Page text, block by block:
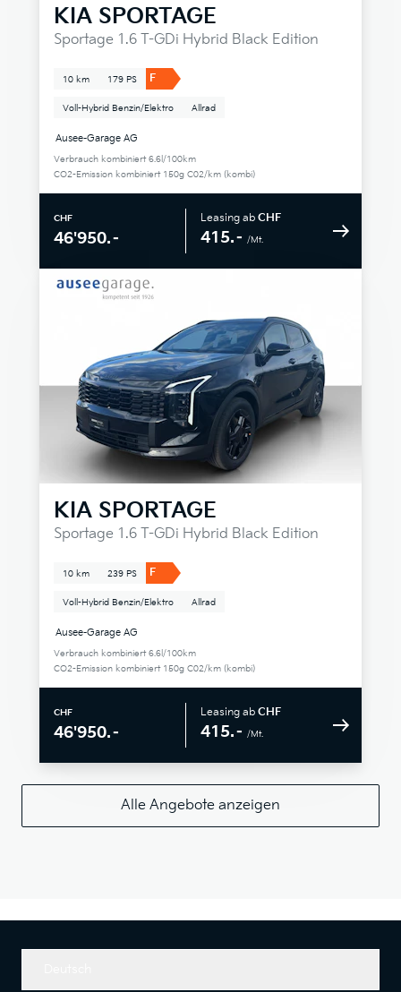
KIA SPORTAGE
Sportage 1.6 T-GDi Hybrid Black Edition
10 km 179 PS F
Voll-Hybrid Benzin/Elektro Allrad
Ausee-Garage AG
Verbrauch kombiniert 6.6l/100km
CO2-Emission kombiniert 150g C02/km (kombi)
CHF
46'950.–
Leasing ab CHF
415.– /Mt.
KIA SPORTAGE
Sportage 1.6 T-GDi Hybrid Black Edition
10 km 239 PS F
Voll-Hybrid Benzin/Elektro Allrad
Ausee-Garage AG
Verbrauch kombiniert 6.6l/100km
CO2-Emission kombiniert 150g C02/km (kombi)
CHF
46'950.–
Leasing ab CHF
415.– /Mt.
Alle Angebote anzeigen